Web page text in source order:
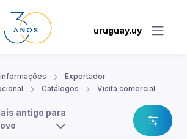
uruguay.uy
Exportador
Catálogos Visita comercial
antigo para